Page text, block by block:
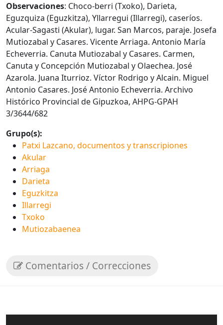
Observaciones: Choco-berri (Txoko), Darieta,
Eguzquiza (Eguzkitza), Yllarregui (Illarregi), caseríos.
Acular-Sagasti (Akular), lugar. San Marcos, paraje. Josefa
Mutiozabal y Casares. Vicente Arriaga. Antonio María
Echeverria. Canuta Mutiozabal y Casares. Carmen,
Canuta y Concepción Mutiozabal y Olaechea. José
Azarola. Juana Iturrioz. Víctor Rodrigo y Alcain. Miguel
Antonio Casares. José Antonio Echeverria. Archivo
Histórico Provincial de Gipuzkoa, AHPG-GPAH
3/3644/682
Grupo(s):
Patxi Lazcano, documentos y transcripiones
Akular
Arriaga
Darieta
Eguzkitza
Illarregi
Txoko
Mutiozabaenea
Comentarios / Correcciones